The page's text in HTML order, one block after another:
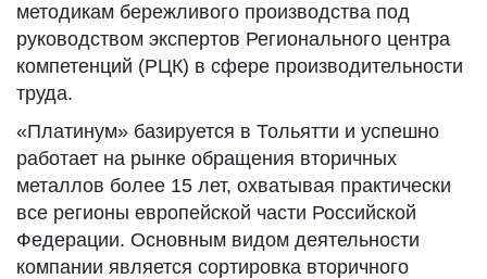
методикам бережливого производства под
руководством экспертов Регионального центра
компетенций (РЦК) в сфере производительности
труда.
«Платинум» базируется в Тольятти и успешно
работает на рынке обращения вторичных
металлов более 15 лет, охватывая практически
все регионы европейской части Российской
Федерации. Основным видом деятельности
компании является сортировка вторичного